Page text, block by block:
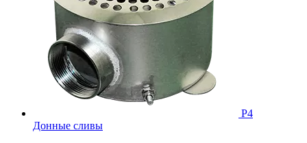
Р4
Донные сливы